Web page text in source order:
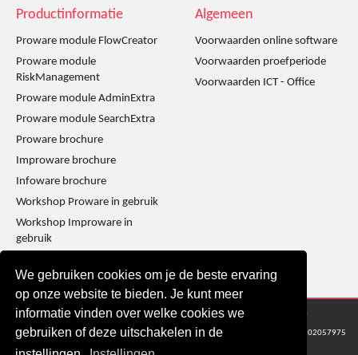
We gebruiken cookies om je de beste ervaring
op onze website te bieden. Je kunt meer
informatie vinden over welke cookies we
gebruiken of deze uitschakelen in de
Productinformatie
Proware module FlowCreator
Proware module
RiskManagement
Proware module AdminExtra
Proware module SearchExtra
Proware brochure
Improware brochure
Infoware brochure
Workshop Proware in gebruik
Workshop Improware in
gebruik
Algemeen
Voorwaarden online software
Voorwaarden proefperiode
Voorwaarden ICT - Office
© 2016 - 2024 Metaware B.V., Mediacentrale Helperpark 288G, 9723ZA Groningen
KvK Groningen nr: 02057975